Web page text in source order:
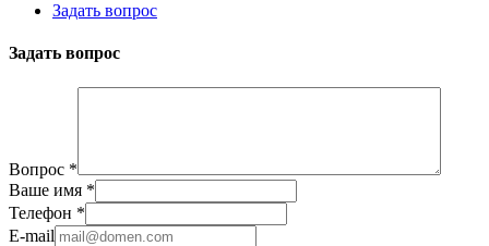
Задать вопрос
Задать вопрос
Вопрос *
Ваше имя *
Телефон *
E-mail